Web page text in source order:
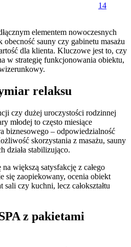
14
elementem nowoczesnych
sauny czy gabinetu masażu
dla klienta. Kluczowe jest to, czy
w strategię funkcjonowania obiektu,
relaksu
czy dużej uroczystości rodzinnej
młodej to często miesiące
biznesowego – odpowiedzialność
skorzystania z masażu, sauny
działa stabilizująco.
większą satysfakcję z całego
się zaopiekowany, ocenia obiekt
czy kuchni, lecz całokształtu
z pakietami